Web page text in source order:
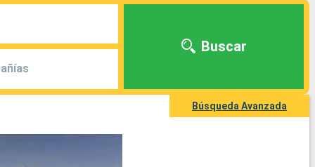
Buscar
Búsqueda Avanzada